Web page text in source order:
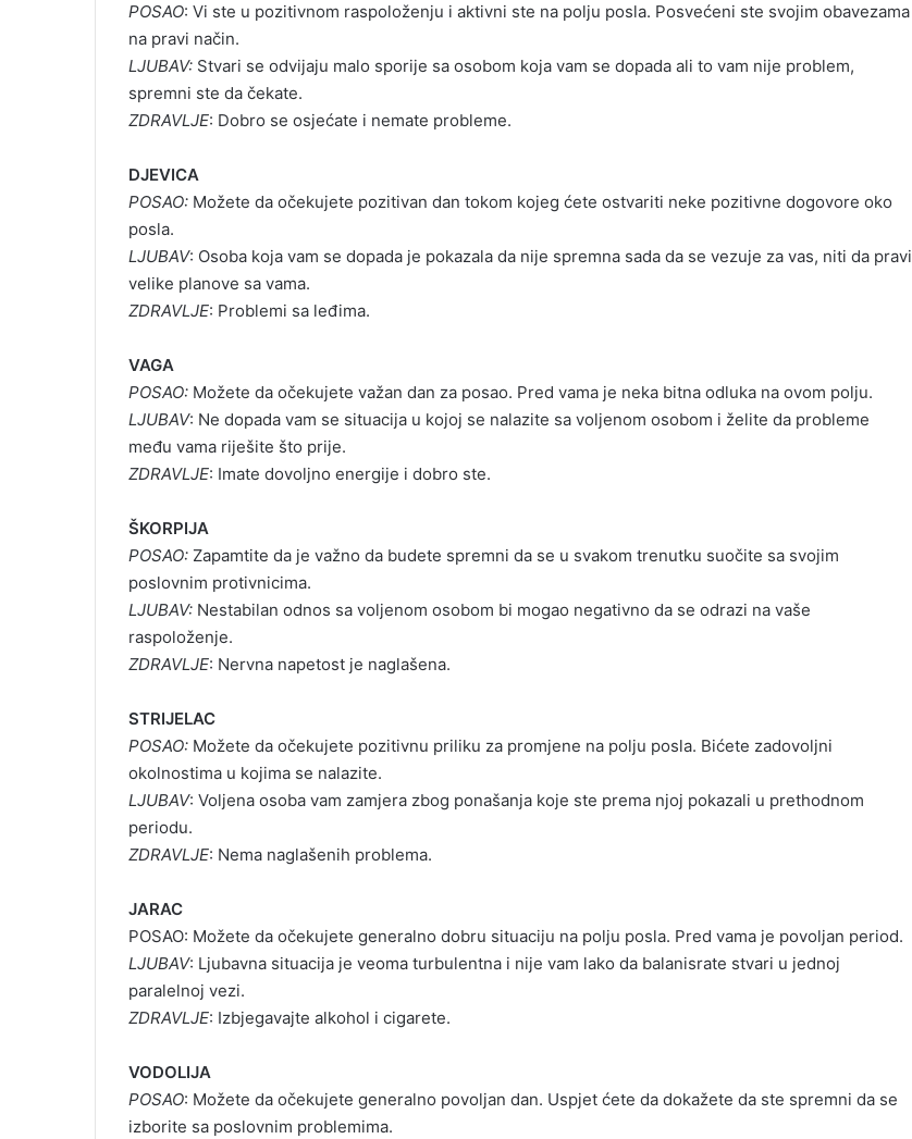
POSAO: Vi ste u pozitivnom raspoloženju i aktivni ste na polju posla. Posvećeni ste svojim obavezama
na pravi način.
LJUBAV: Stvari se odvijaju malo sporije sa osobom koja vam se dopada ali to vam nije problem,
spremni ste da čekate.
ZDRAVLJE: Dobro se osjećate i nemate probleme.
DJEVICA
POSAO: Možete da očekujete pozitivan dan tokom kojeg ćete ostvariti neke pozitivne dogovore oko
posla.
LJUBAV: Osoba koja vam se dopada je pokazala da nije spremna sada da se vezuje za vas, niti da pravi
velike planove sa vama.
ZDRAVLJE: Problemi sa leđima.
VAGA
POSAO: Možete da očekujete važan dan za posao. Pred vama je neka bitna odluka na ovom polju.
LJUBAV: Ne dopada vam se situacija u kojoj se nalazite sa voljenom osobom i želite da probleme
među vama riješite što prije.
ZDRAVLJE: Imate dovoljno energije i dobro ste.
ŠKORPIJA
POSAO: Zapamtite da je važno da budete spremni da se u svakom trenutku suočite sa svojim
poslovnim protivnicima.
LJUBAV: Nestabilan odnos sa voljenom osobom bi mogao negativno da se odrazi na vaše
raspoloženje.
ZDRAVLJE: Nervna napetost je naglašena.
STRIJELAC
POSAO: Možete da očekujete pozitivnu priliku za promjene na polju posla. Bićete zadovoljni
okolnostima u kojima se nalazite.
LJUBAV: Voljena osoba vam zamjera zbog ponašanja koje ste prema njoj pokazali u prethodnom
periodu.
ZDRAVLJE: Nema naglašenih problema.
JARAC
POSAO: Možete da očekujete generalno dobru situaciju na polju posla. Pred vama je povoljan period.
LJUBAV: Ljubavna situacija je veoma turbulentna i nije vam lako da balanisrate stvari u jednoj
paralelnoj vezi.
ZDRAVLJE: Izbjegavajte alkohol i cigarete.
VODOLIJA
POSAO: Možete da očekujete generalno povoljan dan. Uspjet ćete da dokažete da ste spremni da se
izborite sa poslovnim problemima.